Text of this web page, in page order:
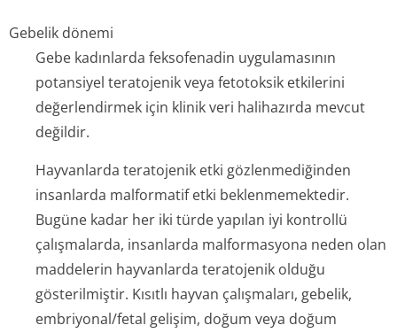
Gebelik dönemi
Gebe kadınlarda feksofenadin uygulamasının
potansiyel teratojenik veya fetotoksik etkilerini
değerlendirmek için klinik veri halihazırda mevcut
değildir.
Hayvanlarda teratojenik etki gözlenmediğinden
insanlarda malformatif etki beklenmemektedir.
Bugüne kadar her iki türde yapılan iyi kontrollü
çalışmalarda, insanlarda malformasyona neden olan
maddelerin hayvanlarda teratojenik olduğu
gösterilmiştir. Kısıtlı hayvan çalışmaları, gebelik,
embriyonal/fetal gelişim, doğum veya doğum